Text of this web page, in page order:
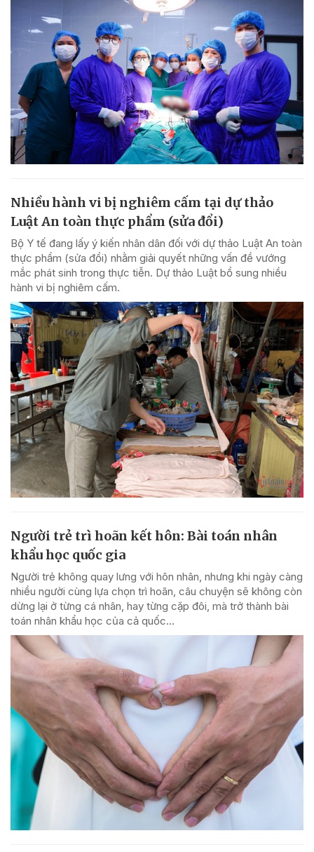
Nhiều hành vi bị nghiêm cấm tại dự thảo
Luật An toàn thực phẩm (sửa đổi)
Bộ Y tế đang lấy ý kiến nhân dân đối với dự thảo Luật An toàn
thực phẩm (sửa đổi) nhằm giải quyết những vấn đề vướng
mắc phát sinh trong thực tiễn. Dự thảo Luật bổ sung nhiều
hành vi bị nghiêm cấm.
Người trẻ trì hoãn kết hôn: Bài toán nhân
khẩu học quốc gia
Người trẻ không quay lưng với hôn nhân, nhưng khi ngày càng
nhiều người cùng lựa chọn trì hoãn, câu chuyện sẽ không còn
dừng lại ở từng cá nhân, hay từng cặp đôi, mà trở thành bài
toán nhân khẩu học của cả quốc...